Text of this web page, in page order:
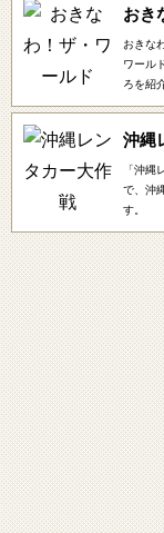
おき
おきな
ワール
ろを紹
沖縄
「沖縄
で、沖
す。